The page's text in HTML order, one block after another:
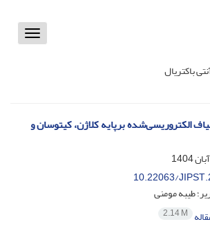
Toggle
باکتریال
الکتروریسی‌شده برپایه کلاژن، کیتوسان و
10.22063/
طیبه مومنی
2.14 M